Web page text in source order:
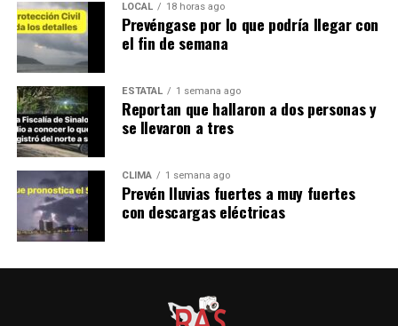
LOCAL 18 horas ago
Prevéngase por lo que podría llegar con
el fin de semana
ESTATAL 1 semana ago
Reportan que hallaron a dos personas y
se llevaron a tres
CLIMA 1 semana ago
Prevén lluvias fuertes a muy fuertes
con descargas eléctricas